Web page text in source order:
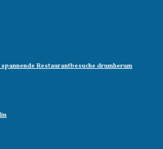
Restaurantbesuche drumherum